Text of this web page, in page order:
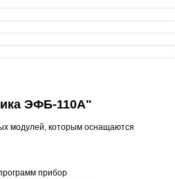
ЭФБ-110А"
модулей, которым оснащаются
прибор